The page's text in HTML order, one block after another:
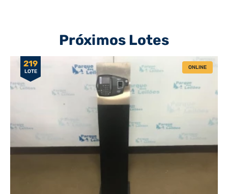
Próximos Lotes
219
LOTE
ONLINE